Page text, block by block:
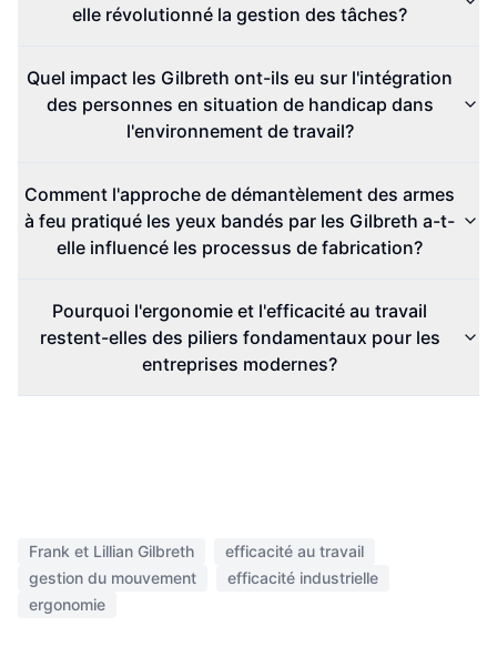
elle révolutionné la gestion des tâches?
Quel impact les Gilbreth ont-ils eu sur l'intégration
des personnes en situation de handicap dans
l'environnement de travail?
Comment l'approche de démantèlement des armes
à feu pratiqué les yeux bandés par les Gilbreth a-t-
elle influencé les processus de fabrication?
Pourquoi l'ergonomie et l'efficacité au travail
restent-elles des piliers fondamentaux pour les
entreprises modernes?
Frank et Lillian Gilbreth
efficacité au travail
gestion du mouvement
efficacité industrielle
ergonomie